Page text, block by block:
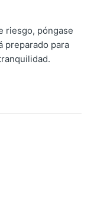
riesgo, póngase
preparado para